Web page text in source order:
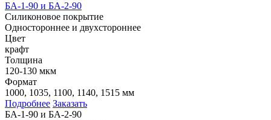
БА-1-90 и БА-2-90
Силиконовое покрытие
Одностороннее и двухстороннее
Цвет
крафт
Толщина
120-130 мкм
Формат
1000, 1035, 1100, 1140, 1515 мм
Подробнее Заказать
БА-1-90 и БА-2-90